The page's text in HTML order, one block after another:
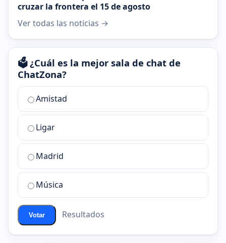
cruzar la frontera el 15 de agosto
Ver todas las noticias →
🗳️ ¿Cuál es la mejor sala de chat de
ChatZona?
¿Cuál
la
mejor
sala
chat
ChatZona?
Amistad
Ligar
Madrid
Música
Votar Resultados